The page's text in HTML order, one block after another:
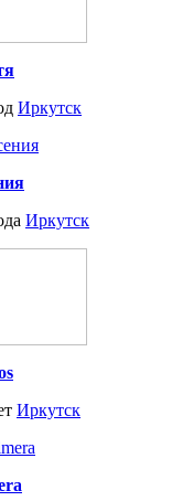
Иркутск
Иркутск
Иркутск